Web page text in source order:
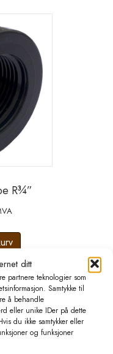
ditt
partnere teknologier som
Samtykke til
å behandle
eller unike IDer på dette
du ikke samtykker eller
og funksjoner
R¾”